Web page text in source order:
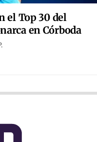
el Top 30 del
en Córboda